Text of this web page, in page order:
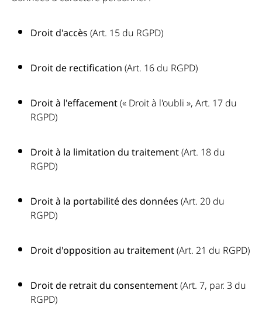
Droit d'accès (Art. 15 du RGPD)
Droit de rectification (Art. 16 du RGPD)
Droit à l'effacement(« Droit à l'oubli », Art. 17 du
RGPD)
Droit à la limitation du traitement(Art. 18 du
RGPD)
Droit à la portabilité des données (Art. 20 du
RGPD)
Droit d'opposition au traitement(Art. 21 du RGPD)
Droit de retrait du consentement(Art. 7, par. 3 du
RGPD)